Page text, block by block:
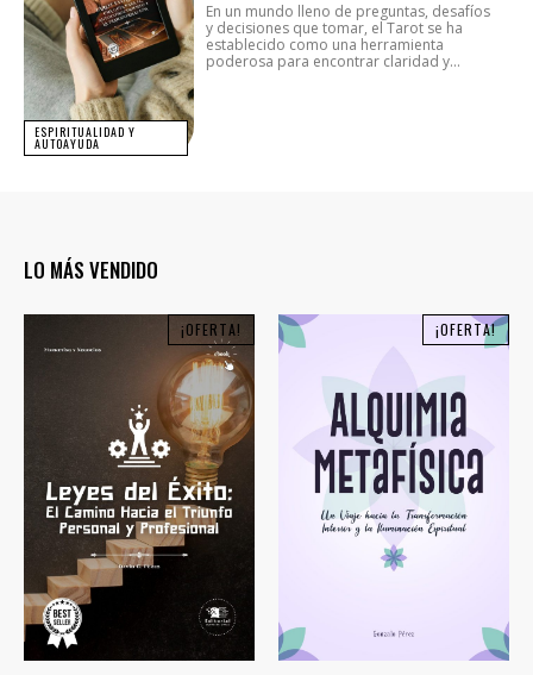
ESPIRITUALIDAD Y
AUTOAYUDA
En un mundo lleno de preguntas, desafíos
y decisiones que tomar, el Tarot se ha
establecido como una herramienta
poderosa para encontrar claridad y...
LO MÁS VENDIDO
¡OFERTA! ¡OFERTA!